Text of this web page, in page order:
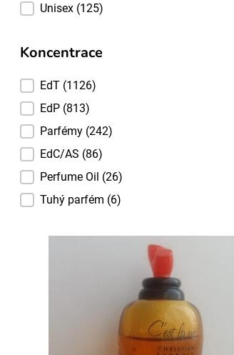
Unisex (125)
Koncentrace
Koncentrace
EdT (1126)
EdP (813)
Parfémy (242)
EdC/AS (86)
Perfume Oil (26)
Tuhý parfém (6)